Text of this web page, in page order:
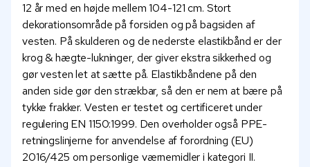
12 år med en højde mellem 104-121 cm. Stort
dekorationsområde på forsiden og på bagsiden af
vesten. På skulderen og de nederste elastikbånd er der
krog & hægte-lukninger, der giver ekstra sikkerhed og
gør vesten let at sætte på. Elastikbåndene på den
anden side gør den strækbar, så den er nem at bære på
tykke frakker. Vesten er testet og certificeret under
regulering EN 1150:1999. Den overholder også PPE-
retningslinjerne for anvendelse af forordning (EU)
2016/425 om personlige værnemidler i kategori II.